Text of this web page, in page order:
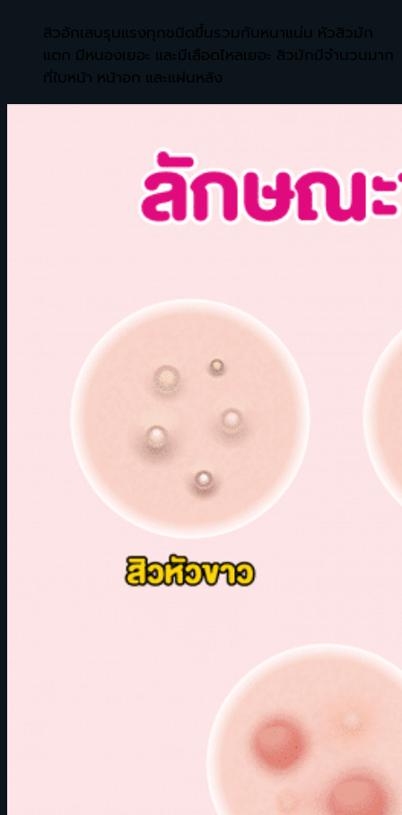
สิวอักเสบรุนแรงทุกชนิดขึ้นรวมกันหนาแน่น หัวสิวมัก
แตก มีหนองเยอะ และมีเลือดไหลเยอะ สิวมักมีจำนวนมาก
ที่ใบหน้า หน้าอก และแผ่นหลัง